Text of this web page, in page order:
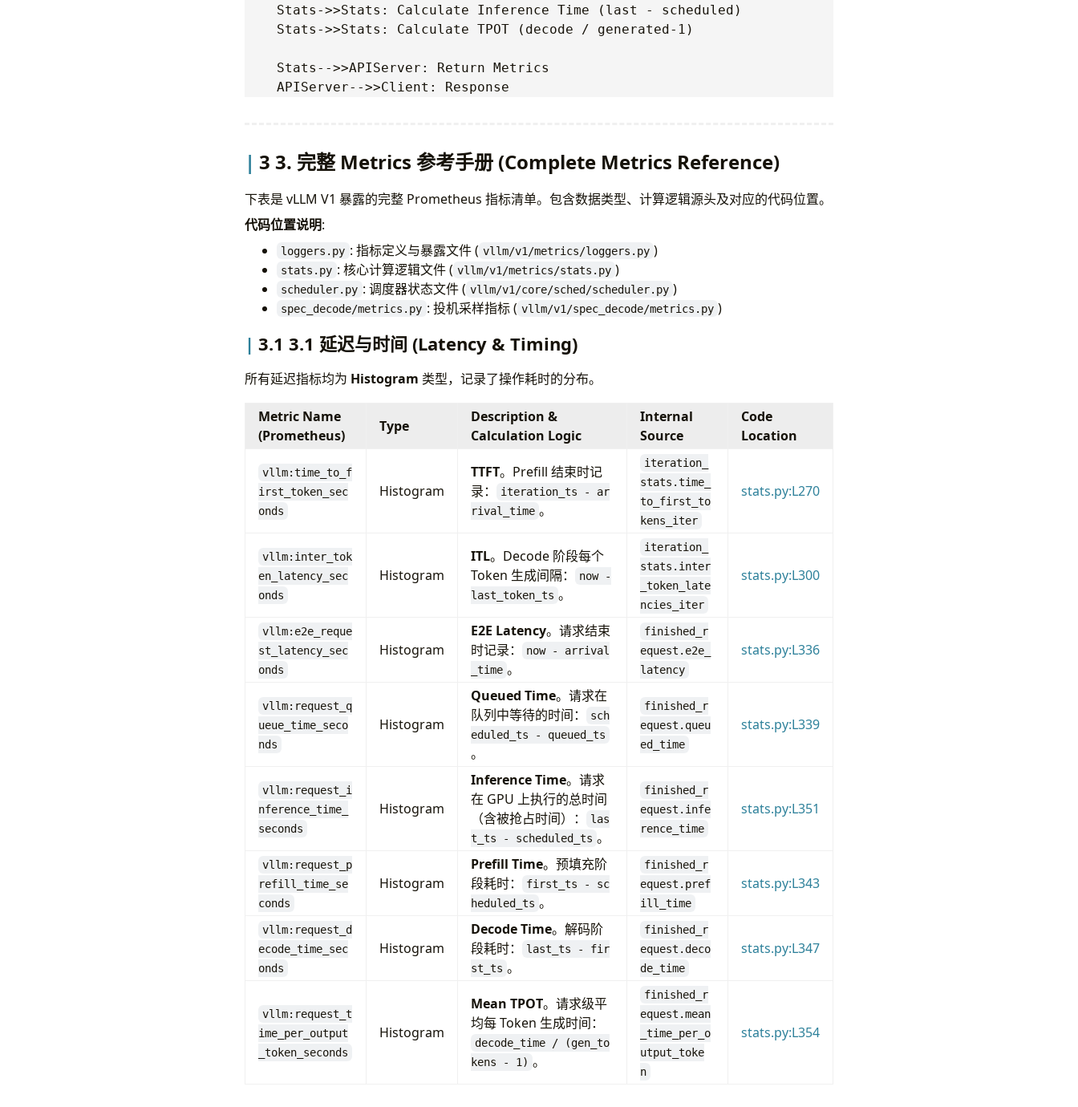
    Stats->>Stats: Calculate Inference Time (last - scheduled)
    Stats->>Stats: Calculate TPOT (decode / generated-1)
    Stats-->>APIServer: Return Metrics
3 3. 完整 Metrics 参考手册 (Complete Metrics Reference)
下表是 vLLM V1 暴露的完整 Prometheus 指标清单。包含数据类型、计算逻辑源头及对应的代码位置。
代码位置说明:
loggers.py : 指标定义与暴露文件 ( vllm/v1/metrics/loggers.py )
stats.py : 核心计算逻辑文件 ( vllm/v1/metrics/stats.py )
scheduler.py : 调度器状态文件 ( vllm/v1/core/sched/scheduler.py )
spec_decode/metrics.py : 投机采样指标 ( vllm/v1/spec_decode/metrics.py )
3.1 3.1 延迟与时间 (Latency & Timing)
所有延迟指标均为 Histogram 类型，记录了操作耗时的分布。
Metric Name
(Prometheus)
Type
Description &
Calculation Logic
Internal
Source
Code
Location
vllm:time_to_f
irst_token_sec
onds
Histogram
TTFT。Prefill 结束时记
录：
iteration_ts - ar
rival_time 。
iteration_
stats.time_
to_first_to
kens_iter
stats.py:L270
vllm:inter_tok
en_latency_sec
onds
Histogram
ITL。Decode 阶段每个
Token 生成间隔：
now -
last_token_ts 。
iteration_
stats.inter
_token_late
ncies_iter
stats.py:L300
vllm:e2e_reque
st_latency_sec
onds
Histogram
E2E Latency。请求结束
时记录：
now - arrival
_time 。
finished_r
equest.e2e_
latency
stats.py:L336
vllm:request_q
ueue_time_seco
nds
Histogram
Queued Time。请求在
队列中等待的时间：
sch
eduled_ts - queued_ts
。
finished_r
equest.queu
ed_time
stats.py:L339
vllm:request_i
nference_time_
seconds
Histogram
Inference Time。请求
在 GPU 上执行的总时间
（含被抢占时间）：
las
t_ts - scheduled_ts 。
finished_r
equest.infe
rence_time
stats.py:L351
vllm:request_p
refill_time_se
conds
Histogram
Prefill Time。预填充阶
段耗时：
first_ts - sc
heduled_ts 。
finished_r
equest.pref
ill_time
stats.py:L343
vllm:request_d
ecode_time_sec
onds
Histogram
Decode Time。解码阶
段耗时：
last_ts - fir
st_ts 。
finished_r
equest.deco
de_time
stats.py:L347
vllm:request_t
ime_per_output
_token_seconds
Histogram
Mean TPOT。请求级平
均每 Token 生成时间：
decode_time / (gen_to
kens - 1) 。
finished_r
equest.mean
_time_per_o
utput_toke
n
stats.py:L354